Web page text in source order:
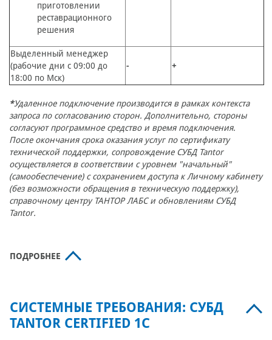
приготовлении
реставрационного
решения
Выделенный менеджер
(рабочие дни с 09:00 до
18:00 по Мск)
- +
*Удаленное подключение производится в рамках контекста
запроса по согласованию сторон. Дополнительно, стороны
согласуют программное средство и время подключения.
После окончания срока оказания услуг по сертификату
технической поддержки, сопровождение СУБД Tantor
осуществляется в соответствии с уровнем "начальный"
(самообеспечение) с сохранением доступа к Личному кабинету
(без возможности обращения в техническую поддержку),
справочному центру ТАНТОР ЛАБС и обновлениям СУБД
Tantor.
ПОДРОБНЕЕ
СИСТЕМНЫЕ ТРЕБОВАНИЯ: СУБД
TANTOR CERTIFIED 1C